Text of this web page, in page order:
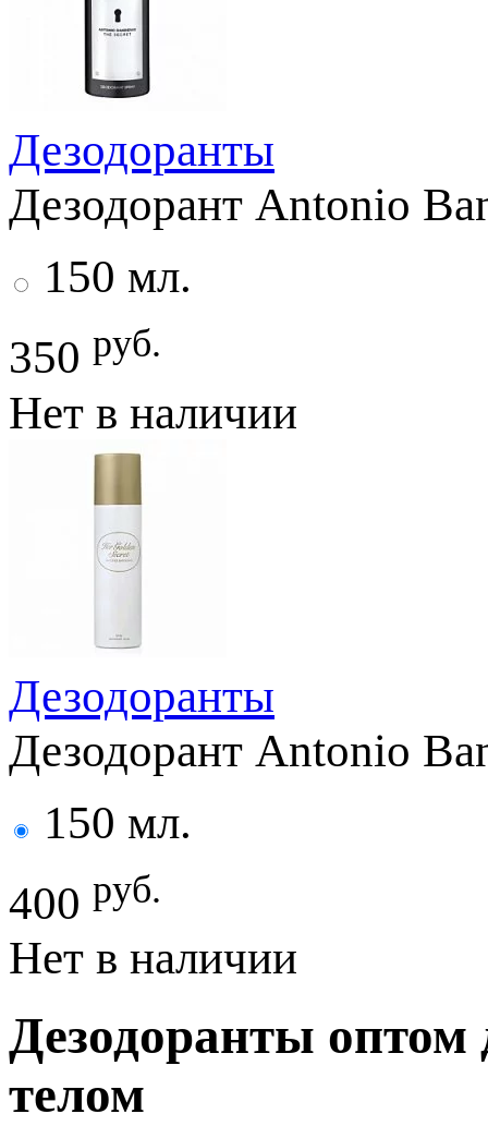
Дезодоранты
Дезодорант Antonio
150 мл.
350 руб.
Нет в наличии
Дезодоранты
Дезодорант Antonio
150 мл.
400 руб.
Нет в наличии
Дезодоранты оптом
телом